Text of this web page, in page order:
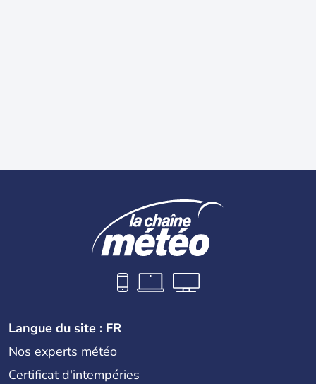
Langue du site : FR
Nos experts météo
Certificat d'intempéries